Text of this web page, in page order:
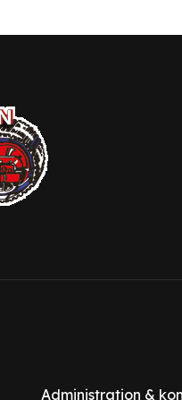
Administration &